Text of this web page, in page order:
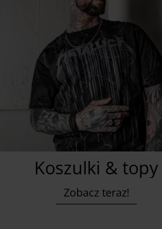
Koszulki & topy
Zobacz teraz!